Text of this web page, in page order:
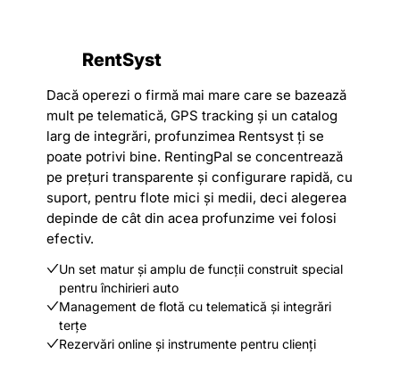
RentSyst
Dacă operezi o firmă mai mare care se bazează
mult pe telematică, GPS tracking și un catalog
larg de integrări, profunzimea Rentsyst ți se
poate potrivi bine. RentingPal se concentrează
pe prețuri transparente și configurare rapidă, cu
suport, pentru flote mici și medii, deci alegerea
depinde de cât din acea profunzime vei folosi
efectiv.
Un set matur și amplu de funcții construit special
pentru închirieri auto
Management de flotă cu telematică și integrări
terțe
Rezervări online și instrumente pentru clienți